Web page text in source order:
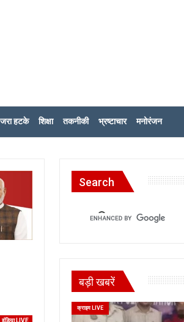
जरा हटके शिक्षा तकनीकी भ्रष्टाचार मनोरंजन
इंडिया LIVE
Search
बड़ी खबरें
क्राइम LIVE